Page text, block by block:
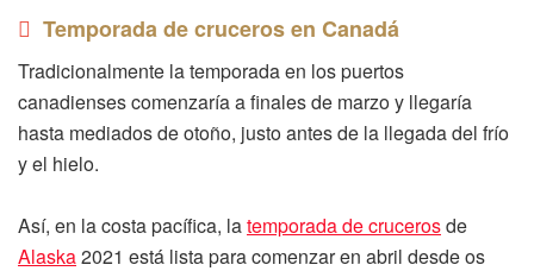
Temporada de cruceros en Canadá
Tradicionalmente la temporada en los puertos
canadienses comenzaría a finales de marzo y llegaría
hasta mediados de otoño, justo antes de la llegada del frío
y el hielo.
Así, en la costa pacífica, latemporada de crucerosde
Alaska2021 está lista para comenzar en abril desde os